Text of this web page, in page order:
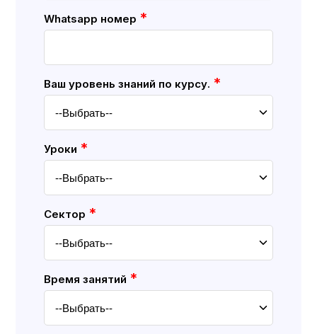
Whatsapp номер *
Ваш уровень знаний по курсу. *
Уроки *
Cектор *
Время занятий *